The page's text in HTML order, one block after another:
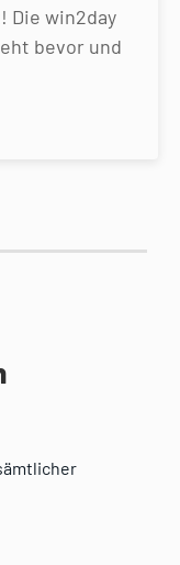
Die win2day
bevor und